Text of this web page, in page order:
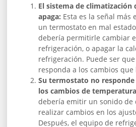
El sistema de climatización
apaga: Esta es la señal más
un termostato en mal
debería permitirle cambiar
refrigeración, o apagar la
refrigeración. Puede ser
responda a los cambios que
Su termostato no
los cambios de
debería emitir un sonido de
realizar cambios en los
Después, el equipo de